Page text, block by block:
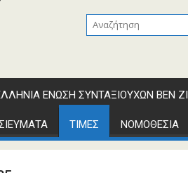
ΕΝΩΣΗ ΣΥΝΤΑΞΙΟΥΧΩΝ ΒΕΝ
ΤΙΜΕΣ ΝΟΜΟΘΕΣΙΑ